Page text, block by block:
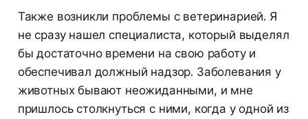
Также возникли проблемы с ветеринарией. Я
не сразу нашел специалиста, который выделял
бы достаточно времени на свою работу и
обеспечивал должный надзор. Заболевания у
животных бывают неожиданными, и мне
пришлось столкнуться с ними, когда у одной из